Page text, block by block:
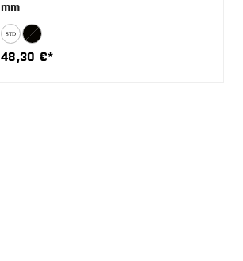
mm
48,30 €*